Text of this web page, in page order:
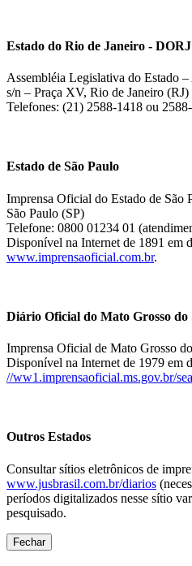
Estado do Rio de Janeiro - DORJ
Assembléia Legislativa do Estado
s/n – Praça XV, Rio de Janeiro (RJ)
Telefones: (21) 2588-1418 ou
Estado de São Paulo
Imprensa Oficial do Estado de São
São Paulo (SP)
Telefone: 0800 01234 01
Disponível na Internet de 1891 em
www.imprensaoficial.com.br.
Diário Oficial do Mato Grosso do
Imprensa Oficial de Mato Grosso
Disponível na Internet de 1979 em
//ww1.imprensaoficial.ms.gov.br/
Outros Estados
Consultar sítios eletrônicos de
www.jusbrasil.com.br/diarios
períodos digitalizados nesse sítio
pesquisado.
Fechar